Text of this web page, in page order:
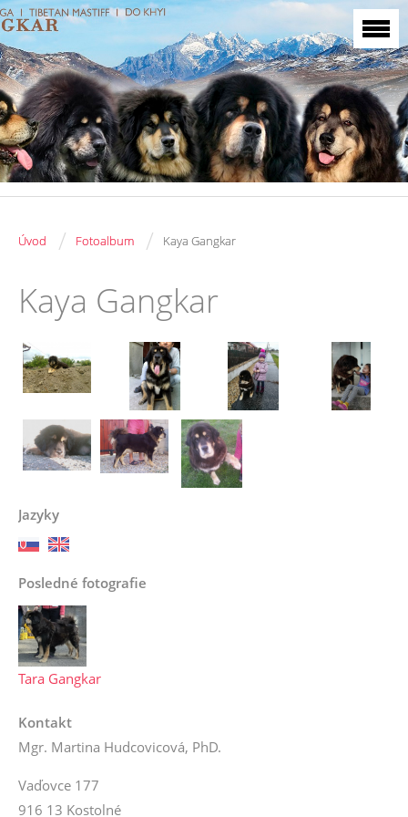
Úvod / Fotoalbum / Kaya Gangkar
Kaya Gangkar
Jazyky
Posledné fotografie
Tara Gangkar
Kontakt
Mgr. Martina Hudcovicová, PhD.
Vaďovce 177
916 13 Kostolné